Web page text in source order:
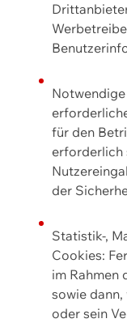
für den
erforderlich
der
Statistik-,
Cookies:
im Rahmen
sowie dann,
oder sein